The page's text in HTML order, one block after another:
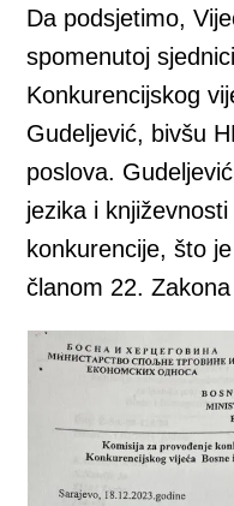
Da podsjetimo,
spomenutoj
Konkurencijskog
Gudeljević, bivšu
poslova.
jezika i
konkurencije, što
članom 22.